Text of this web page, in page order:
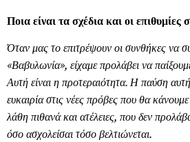
Ποια είναι τα σχέδια και οι επιθυμίες
Όταν μας το επιτρέψουν οι συνθήκες να
«Βαβυλωνία», είχαμε προλάβει να
Αυτή είναι η προτεραιότητα. Η παύση
ευκαιρία στις νέες πρόβες που θα
λάθη πιθανά και ατέλειες, που δεν
όσο ασχολείσαι τόσο βελτιώνεται.